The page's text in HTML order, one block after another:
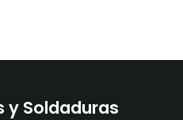
y Soldaduras